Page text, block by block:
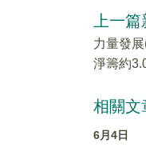
上一
力量發
淨籌約
相關文
6月4日